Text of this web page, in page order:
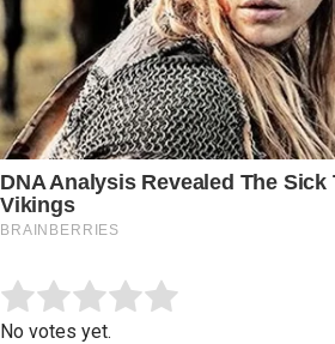
Rate this item:
No votes yet.